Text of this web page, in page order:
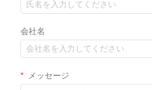
会社名
メッセージ